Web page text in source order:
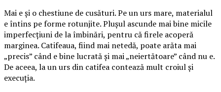
Mai e și o chestiune de cusături. Pe un urs mare, materialul
e întins pe forme rotunjite. Plușul ascunde mai bine micile
imperfecțiuni de la îmbinări, pentru că firele acoperă
marginea. Catifeaua, fiind mai netedă, poate arăta mai
„precis” când e bine lucrată și mai „neiertătoare” când nu e.
De aceea, la un urs din catifea contează mult croiul și
execuția.